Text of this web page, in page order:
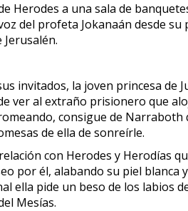
Herodes a una sala de
del profeta Jokanaán desde
invitados, la joven princesa de
ver al extraño prisionero que
consigue de
de ella de sonreírle.
con Herodes y Herodías
por él, alabando su piel
ella pide un beso de los
Mesías.